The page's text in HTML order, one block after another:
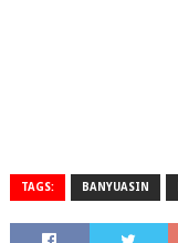
TAGS: BANYUASIN